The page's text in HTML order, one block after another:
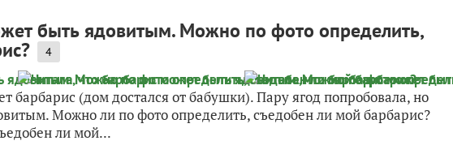
быть ядовитым. Можно по фото определить,
4
барбарис (дом достался от бабушки). Пару ягод попробовала, но
Можно ли по фото определить, съедобен ли мой барбарис?
ли мой...